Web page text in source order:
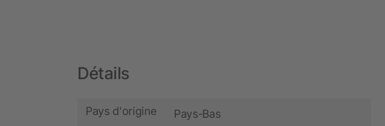
Détails
Pays d'origine Pays-Bas